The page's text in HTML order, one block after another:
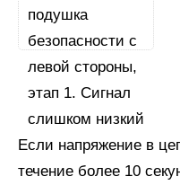
Если напряжение в
течение более 10